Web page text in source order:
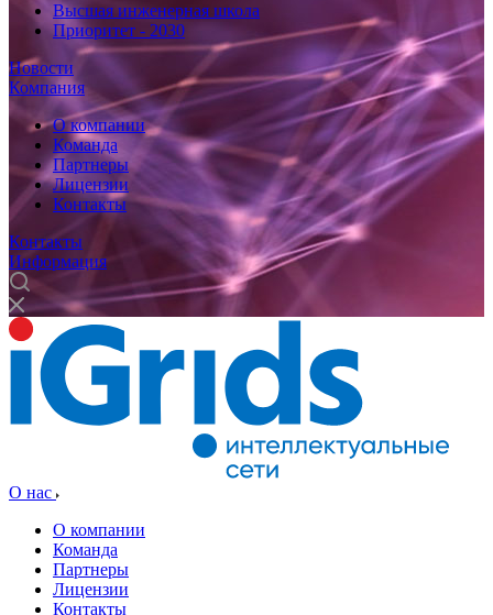
Высшая инженерная школа
Приоритет - 2030
Новости
Компания
О компании
Команда
Партнеры
Лицензии
Контакты
Контакты
Информация
О нас
О компании
Команда
Партнеры
Лицензии
Контакты